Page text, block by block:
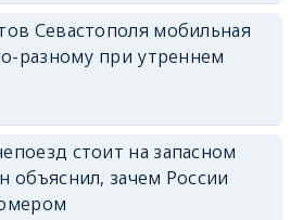
Севастополя мобильная
разному при утреннем
стоит на запасном
объяснил, зачем России